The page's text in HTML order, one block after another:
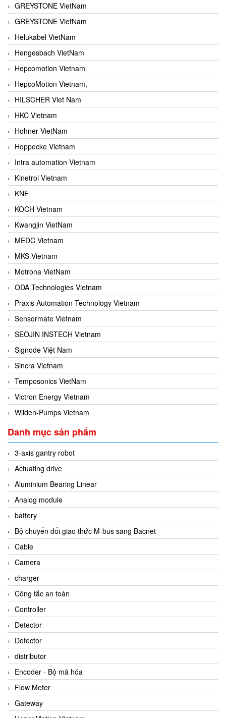
GREYSTONE VietNam
GREYSTONE VietNam
Helukabel VietNam
Hengesbach VietNam
Hepcomotion Vietnam
HepcoMotion Vietnam,
HILSCHER Viet Nam
HKC Vietnam
Hohner VietNam
Hoppecke Vietnam
Intra automation Vietnam
Kinetrol Vietnam
KNF
KOCH Vietnam
Kwangjin VietNam
MEDC Vietnam
MKS Vietnam
Motrona VietNam
ODA Technologies Vietnam
Praxis Automation Technology Vietnam
Sensormate Vietnam
SEOJIN INSTECH Vietnam
Signode Việt Nam
Sincra Vietnam
Temposonics VietNam
Victron Energy Vietnam
Wilden-Pumps Vietnam
Danh mục sản phẩm
3-axis gantry robot
Actuating drive
Aluminium Bearing Linear
Analog module
battery
Bộ chuyển đổi giao thức M-bus sang Bacnet
Cable
Camera
charger
Công tắc an toàn
Controller
Detector
Detector
distributor
Encoder - Bộ mã hóa
Flow Meter
Gateway